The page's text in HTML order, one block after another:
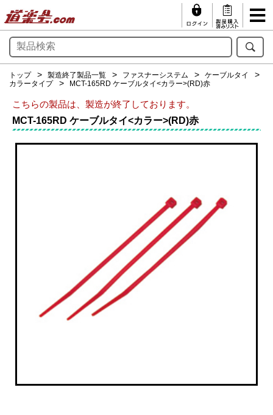
トップ 製造終了製品一覧 ファスナーシステム
ケーブルタイ
カラータイプ
MCT-165RD ケーブルタイ<カラー>(RD)赤
こちらの製品は、製造が終了しております。
MCT-165RD ケーブルタイ<カラー>(RD)赤